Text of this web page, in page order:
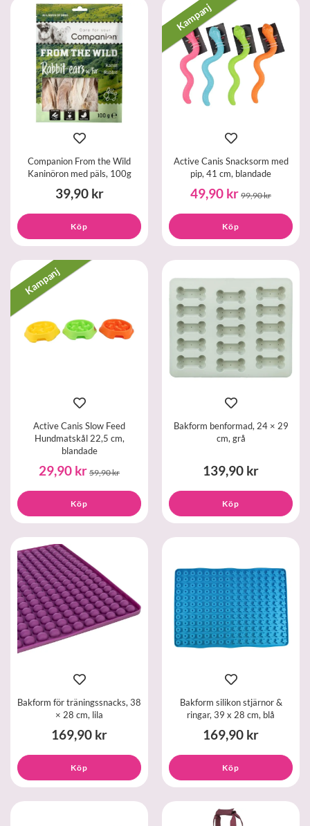
Companion From the Wild
Kaninöron med päls, 100g
39,90 kr
Köp
Kampanj
Active Canis Snacksorm med
pip, 41 cm, blandade
49,90 kr 99,90 kr
Köp
Kampanj
Active Canis Slow Feed
Hundmatskål 22,5 cm,
blandade
29,90 kr 59,90 kr
Köp
Bakform benformad, 24 × 29
cm, grå
139,90 kr
Köp
Bakform för träningssnacks, 38
× 28 cm, lila
169,90 kr
Köp
Bakform silikon stjärnor &
ringar, 39 x 28 cm, blå
169,90 kr
Köp